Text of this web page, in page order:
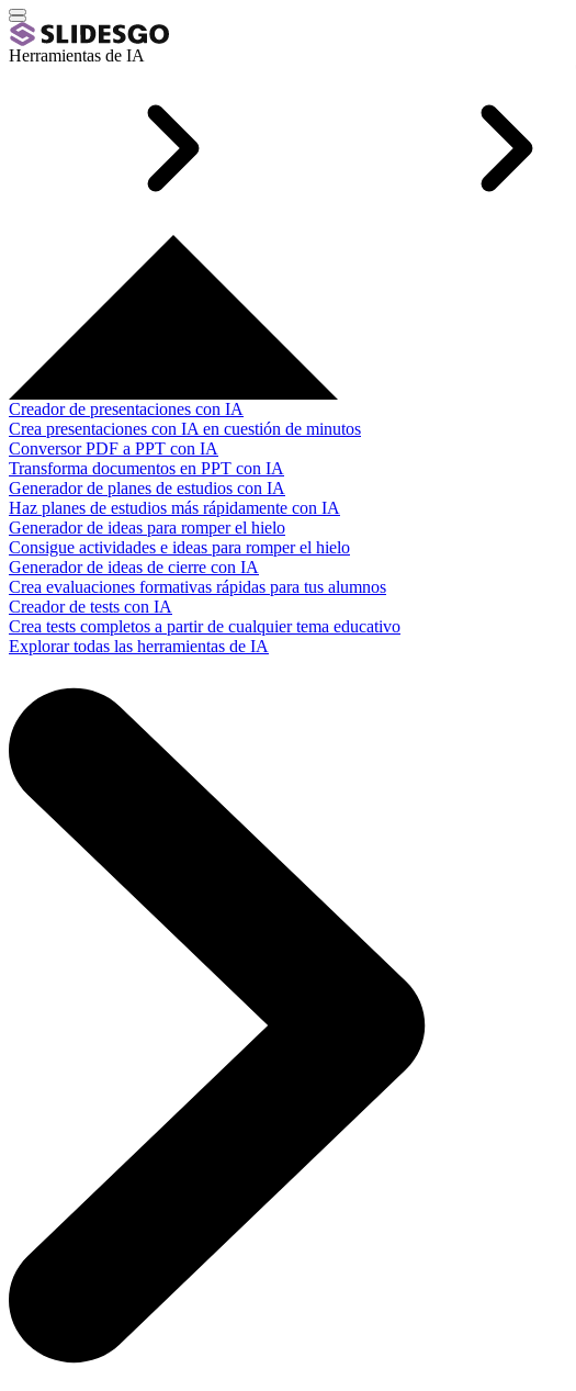
Herramientas de IA
Creador de presentaciones con IA
Crea presentaciones con IA en cuestión de minutos
Conversor PDF a PPT con IA
Transforma documentos en PPT con IA
Generador de planes de estudios con IA
Haz planes de estudios más rápidamente con IA
Generador de ideas para romper el hielo
Consigue actividades e ideas para romper el hielo
Generador de ideas de cierre con IA
Crea evaluaciones formativas rápidas para tus alumnos
Creador de tests con IA
Crea tests completos a partir de cualquier tema educativo
Explorar todas las herramientas de IA